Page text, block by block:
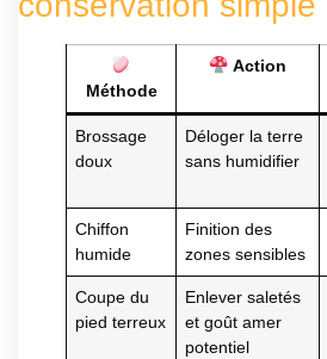
Méthode
Action
Brossage
doux
Déloger la terre
sans humidifier
Chiffon
humide
Finition des
zones sensibles
Coupe du
pied terreux
Enlever saletés
et goût amer
potentiel